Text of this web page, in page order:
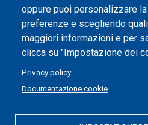
oppure puoi personalizzare
preferenze e scegliendo
maggiori informazioni e per
clicca su "Impostazione dei
Privacy policy
Documentazione cookie